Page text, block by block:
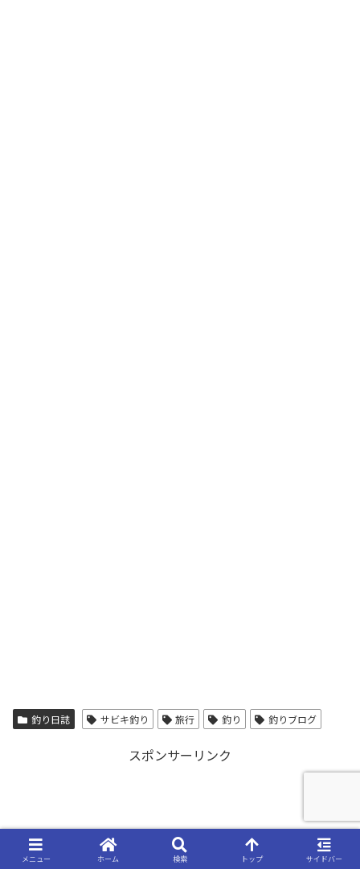
釣り日誌 サビキ釣り 旅行 釣り 釣りブログ
スポンサーリンク
メニュー ホーム 検索 トップ サイドバー